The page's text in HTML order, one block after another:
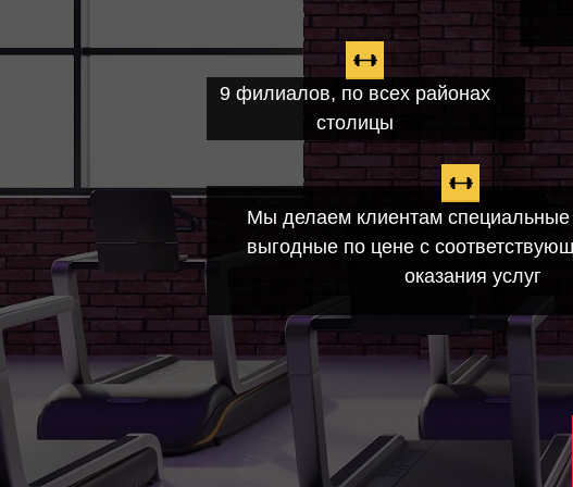
9 филиалов, по всех районах
столицы
Мы делаем клиентам
выгодные по цене с
оказания услуг